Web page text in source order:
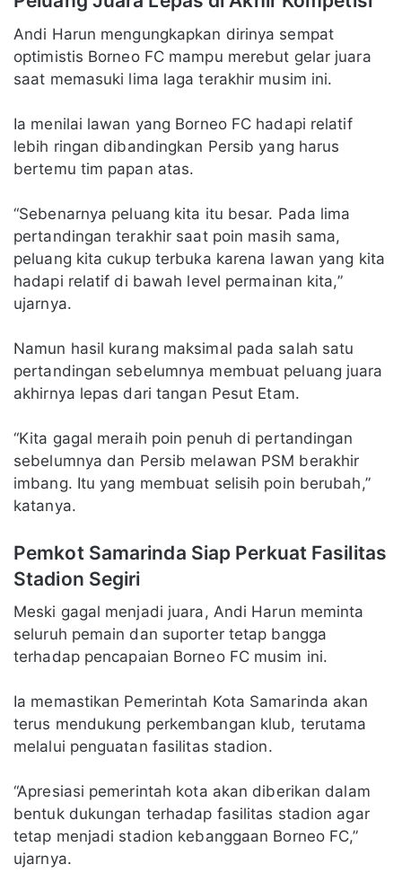
Andi Harun mengungkapkan dirinya sempat
optimistis Borneo FC mampu merebut gelar juara
saat memasuki lima laga terakhir musim ini.
Ia menilai lawan yang Borneo FC hadapi relatif
lebih ringan dibandingkan Persib yang harus
bertemu tim papan atas.
“Sebenarnya peluang kita itu besar. Pada lima
pertandingan terakhir saat poin masih sama,
peluang kita cukup terbuka karena lawan yang kita
hadapi relatif di bawah level permainan kita,”
ujarnya.
Namun hasil kurang maksimal pada salah satu
pertandingan sebelumnya membuat peluang juara
akhirnya lepas dari tangan Pesut Etam.
“Kita gagal meraih poin penuh di pertandingan
sebelumnya dan Persib melawan PSM berakhir
imbang. Itu yang membuat selisih poin berubah,”
katanya.
Pemkot Samarinda Siap Perkuat Fasilitas
Stadion Segiri
Meski gagal menjadi juara, Andi Harun meminta
seluruh pemain dan suporter tetap bangga
terhadap pencapaian Borneo FC musim ini.
Ia memastikan Pemerintah Kota Samarinda akan
terus mendukung perkembangan klub, terutama
melalui penguatan fasilitas stadion.
“Apresiasi pemerintah kota akan diberikan dalam
bentuk dukungan terhadap fasilitas stadion agar
tetap menjadi stadion kebanggaan Borneo FC,”
ujarnya.